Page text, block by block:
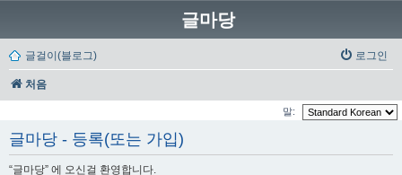
글마당
글걸이(블로그) 로그인
처음
말:
글마당 - 등록(또는 가입)
“글마당” 에 오신걸 환영합니다.